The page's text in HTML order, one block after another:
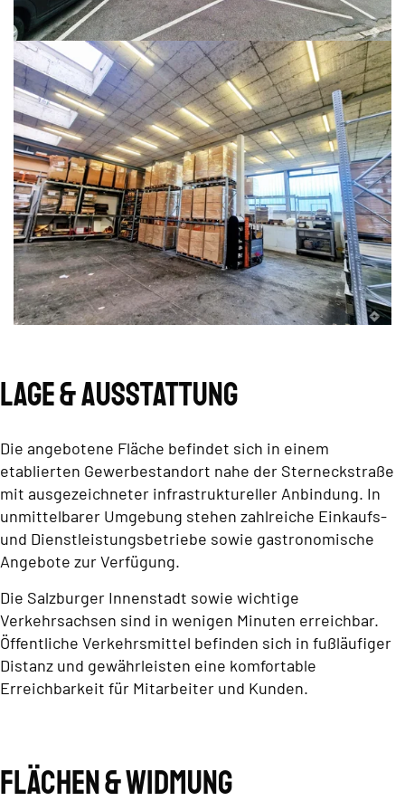
Lage & Ausstattung
Die angebotene Fläche befindet sich in einem
etablierten Gewerbestandort nahe der Sterneckstraße
mit ausgezeichneter infrastruktureller Anbindung. In
unmittelbarer Umgebung stehen zahlreiche Einkaufs-
und Dienstleistungsbetriebe sowie gastronomische
Angebote zur Verfügung.
Die Salzburger Innenstadt sowie wichtige
Verkehrsachsen sind in wenigen Minuten erreichbar.
Öffentliche Verkehrsmittel befinden sich in fußläufiger
Distanz und gewährleisten eine komfortable
Erreichbarkeit für Mitarbeiter und Kunden.
Flächen & Widmung